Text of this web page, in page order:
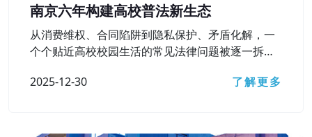
南京六年构建高校普法新生态
从消费维权、合同陷阱到隐私保护、矛盾化解，一
个个贴近高校校园生活的常见法律问题被逐一拆
进高校”活动之“‘检’爱青春 ‘宁’护未来”主题直播访谈
2025-12-30 了解更多